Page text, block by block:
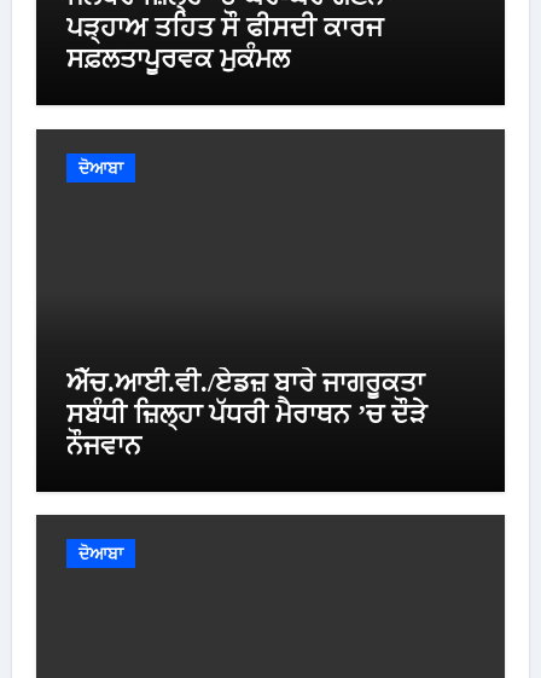
ਪੜ੍ਹਾਅ ਤਹਿਤ ਸੌ ਫੀਸਦੀ ਕਾਰਜ
ਸਫ਼ਲਤਾਪੂਰਵਕ ਮੁਕੰਮਲ
ਦੋਆਬਾ
ਐੱਚ.ਆਈ.ਵੀ./ਏਡਜ਼ ਬਾਰੇ ਜਾਗਰੂਕਤਾ
ਸਬੰਧੀ ਜ਼ਿਲ੍ਹਾ ਪੱਧਰੀ ਮੈਰਾਥਨ ’ਚ ਦੌੜੇ
ਨੌਜਵਾਨ
ਦੋਆਬਾ